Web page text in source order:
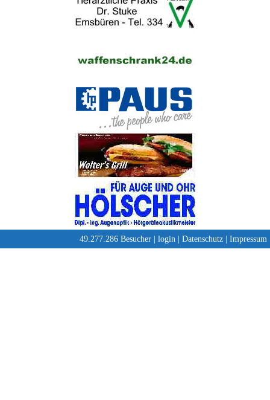
49.277.286 Besucher | login | Datenschutz | Impressum